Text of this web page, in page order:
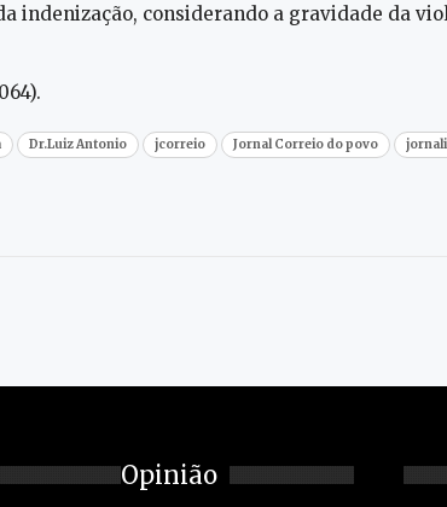
indenização, considerando a gravidade da
Dr.Luiz Antonio jcorreio Jornal Correio do povo
Opinião